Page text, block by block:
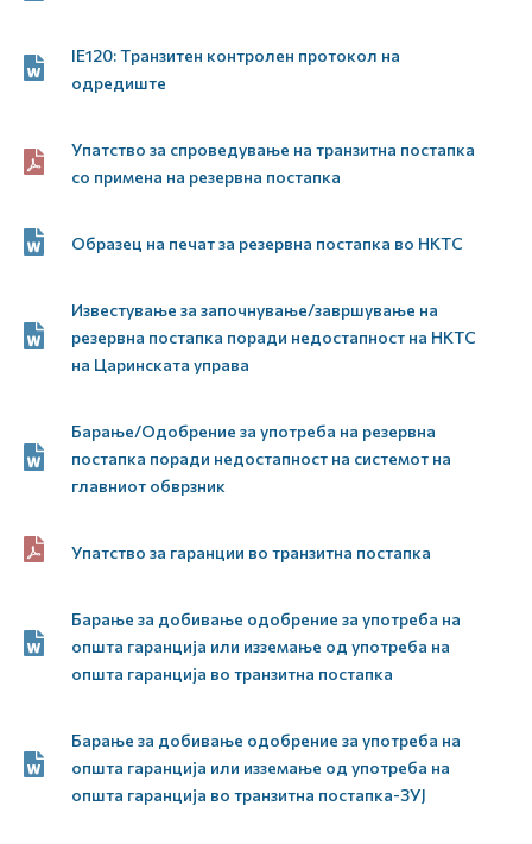
IE120: Tранзитен контролен протокол на
одредиште
Упатство за спроведување на транзитна постапка
со примена на резервна постапка
Образец на печат за резервна постапка во НКТС
Известување за започнување/завршување на
резервна постапка поради недостапност на НКТС
на Царинската управа
Барање/Одобрение за употреба на резервна
постапка поради недостапност на системот на
главниот обврзник
Упатство за гаранции во транзитна постапка
Барање за добивање одобрение за употреба на
општа гаранција или изземање од употреба на
општа гаранција во транзитна постапка
Барање за добивање одобрение за употреба на
општа гаранција или изземање од употреба на
општа гаранција во транзитна постапка-ЗУЈ